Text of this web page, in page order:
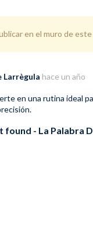
en el muro de
Larrègula hace un año
en una rutina ideal
found - La Palabra